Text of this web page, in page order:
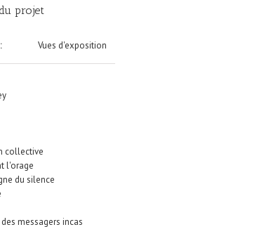
projet
Vues d'exposition
collective
l'orage
du silence
messagers incas